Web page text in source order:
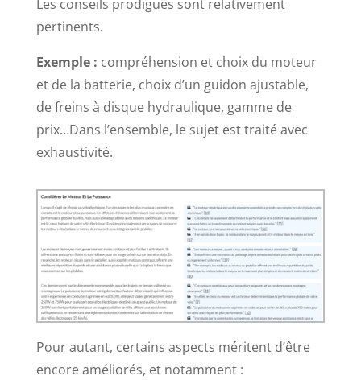
Les conseils prodigués sont relativement
pertinents.
Exemple : compréhension et choix du moteur
et de la batterie, choix d’un guidon ajustable,
de freins à disque hydraulique, gamme de
prix…Dans l’ensemble, le sujet est traité avec
exhaustivité.
Pour autant, certains aspects méritent d’être
encore améliorés, et notamment :